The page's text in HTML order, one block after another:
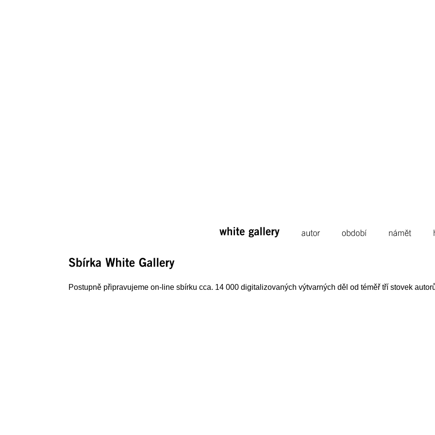
white gallery autor období námět
Sbírka White Gallery
Postupně připravujeme on-line sbírku cca. 14 000 digitalizovaných výtvarných děl od téměř tří stovek